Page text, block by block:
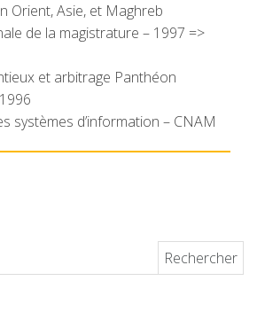
Orient, Asie, et Maghreb
de la magistrature – 1997 =>
et arbitrage Panthéon
systèmes d’information – CNAM